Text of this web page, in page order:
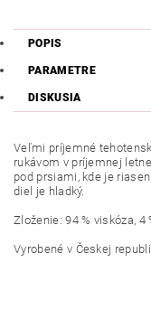
POPIS
PARAMETRE
DISKUSIA
Veľmi príjemné
rukávom v príjemnej
pod prsiami, kde je
diel je hladký.
Zloženie: 94 % viskóza, 4
Vyrobené v Českej